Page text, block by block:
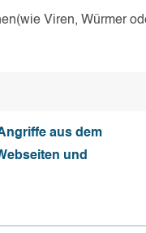
Viren, Würmer
aus dem
und